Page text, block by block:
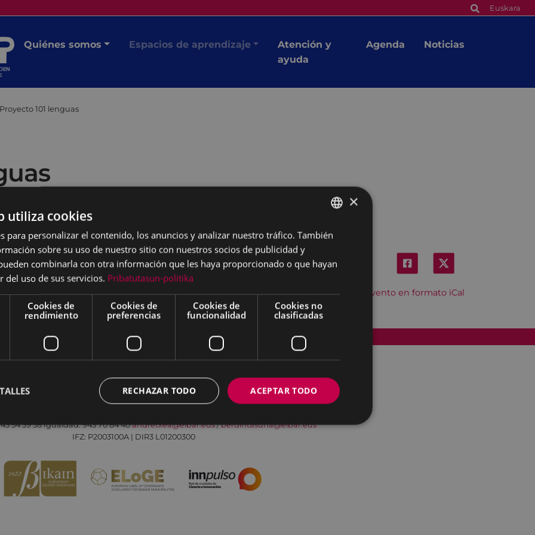
Euskara
Quiénes somos Espacios de aprendizaje
Atención y
ayuda
Agenda Noticias
Proyecto 101 lenguas
Descargar el evento en formato iCal
Aviso legal Política de cookies Contacto Accesibilidad
Todas las redes sociales del Ayuntamiento
54 39 38Igualdad: 943 70 84 40andretxea@eibar.eus/berdintasuna@eibar.eus
IFZ: P2003100A | DIR3 L01200300
BASQUE
×
utiliza cookies
para personalizar el contenido, los anuncios y analizar nuestro tráfico. También
sobre su uso de nuestro sitio con nuestros socios de publicidad y
combinarla con otra información que les haya proporcionado o que hayan
del uso de sus servicios. Pribatutasun-politika
Cookies de
rendimiento
Cookies de
preferencias
Cookies de
funcionalidad
Cookies no
clasificadas
ACEPTAR TODO
RECHAZAR TODO